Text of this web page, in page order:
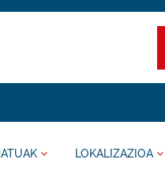
LOKALIZAZIOA